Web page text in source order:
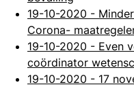
19-10-2020 -
Corona-
19-10-2020 - Even
coördinator
19-10-2020 - 17